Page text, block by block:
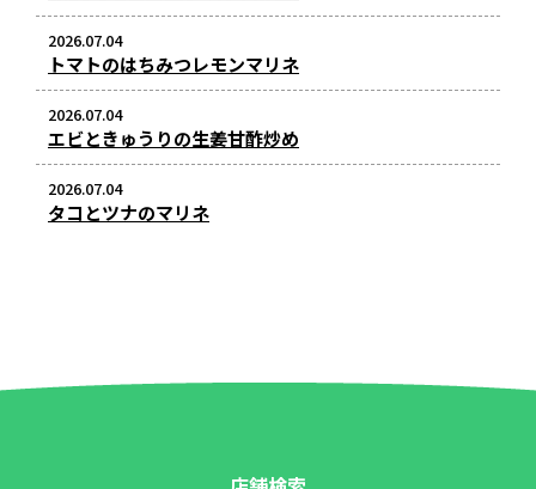
2026.07.04
トマトのはちみつレモンマリネ
2026.07.04
エビときゅうりの生姜甘酢炒め
2026.07.04
タコとツナのマリネ